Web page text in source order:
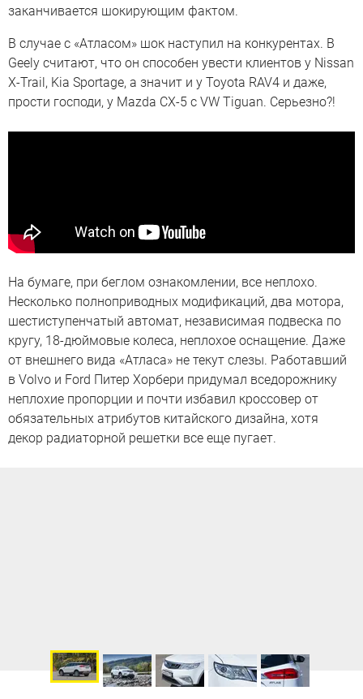
заканчивается шокирующим фактом.
В случае с «Атласом» шок наступил на конкурентах. В
Geely считают, что он способен увести клиентов у Nissan
X-Trail, Kia Sportage, а значит и у Toyota RAV4 и даже,
прости господи, у Mazda CX-5 с VW Tiguan. Серьезно?!
На бумаге, при беглом ознакомлении, все неплохо.
Несколько полноприводных модификаций, два мотора,
шестиступенчатый автомат, независимая подвеска по
кругу, 18-дюймовые колеса, неплохое оснащение. Даже
от внешнего вида «Атласа» не текут слезы. Работавший
в Volvo и Ford Питер Хорбери придумал вседорожнику
неплохие пропорции и почти избавил кроссовер от
обязательных атрибутов китайского дизайна, хотя
декор радиаторной решетки все еще пугает.